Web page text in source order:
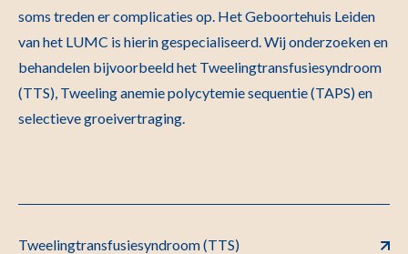
soms treden er complicaties op. Het Geboortehuis Leiden
van het LUMC is hierin gespecialiseerd. Wij onderzoeken en
behandelen bijvoorbeeld het Tweelingtransfusiesyndroom
(TTS), Tweeling anemie polycytemie sequentie (TAPS) en
selectieve groeivertraging.
Tweelingtransfusiesyndroom (TTS)